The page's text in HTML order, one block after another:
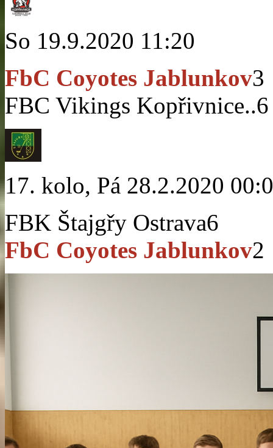
So 19.9.2020 11:20
FbC Coyotes Jablunkov3
FBC Vikings Kopřivnice..6
17. kolo, Pá 28.2.2020
FBK Štajgřy Ostrava6
FbC Coyotes Jablunkov2